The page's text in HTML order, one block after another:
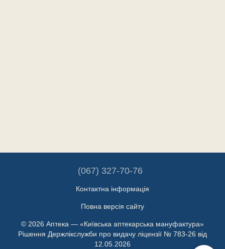
(067) 327-70-76
Контактна інформація
Повна версія сайту
© 2026 Аптека — «Київська аптекарська мануфактура»
Рішення Держлікслужби про видачу ліцензії № 783-26 від
12.05.2026